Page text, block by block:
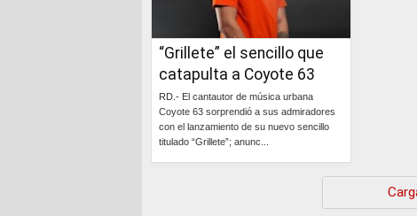
“Grillete” el sencillo que
catapulta a Coyote 63
RD.- El cantautor de música urbana
Coyote 63 sorprendió a sus admiradores
con el lanzamiento de su nuevo sencillo
titulado “Grillete”; anunc...